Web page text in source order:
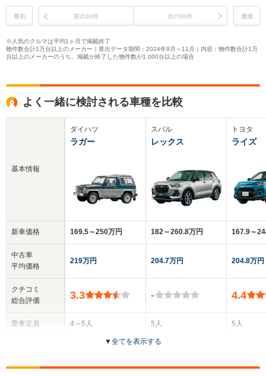
革ツートンステアリン
グ/アンビエントライ
ラ/Burmester/新車保
証
最初 前の30件 次の30件 最後
※人気のクルマは平均1ヶ月で掲載終了
物件数合計1万台以上のメーカー｜算出データ期間：2024年9月～11月｜内容：物件数合計1万
台以上のメーカーのうち、掲載が終了した物件数が1,000台以上の場合
よく一緒に検討される車種を比較
基本情報
新車価格
中古車
平均価格
クチコミ
総合評価
乗車定員
ダイハツ
ラガー
169.5～250万円
219万円
3.3
4～5人
スバル
レックス
182～260.8万円
204.7万円
-
5人
5ドア
トヨタ
ライズ
167.9～
204.8万円
4.4
5人
▼全てを表示する